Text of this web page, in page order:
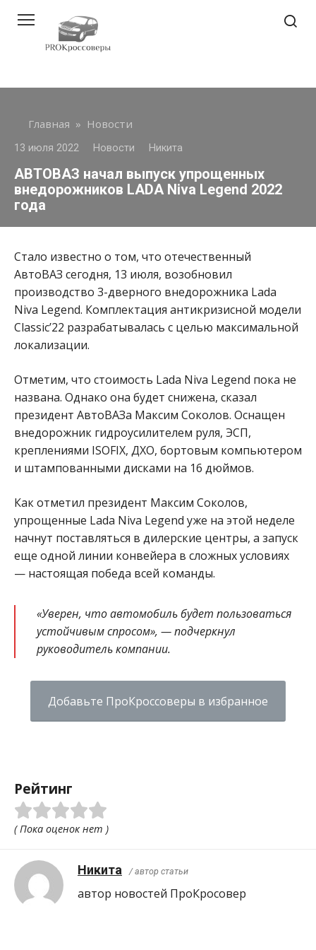
контенту
Главная » Новости
13 июля 2022 Новости Никита
АВТОВАЗ начал выпуск упрощенных
внедорожников LADA Niva Legend 2022
года
Стало известно о том, что отечественный
АвтоВАЗ сегодня, 13 июля, возобновил
производство 3-дверного внедорожника Lada
Niva Legend. Комплектация антикризисной модели
Classic’22 разрабатывалась с целью максимальной
локализации.
Отметим, что стоимость Lada Niva Legend пока не
названа. Однако она будет снижена, сказал
президент АвтоВАЗа Максим Соколов. Оснащен
внедорожник гидроусилителем руля, ЭСП,
креплениями ISOFIX, ДХО, бортовым компьютером
и штампованными дисками на 16 дюймов.
Как отметил президент Максим Соколов,
упрощенные Lada Niva Legend уже на этой неделе
начнут поставляться в дилерские центры, а запуск
еще одной линии конвейера в сложных условиях
— настоящая победа всей команды.
«Уверен, что автомобиль будет пользоваться
устойчивым спросом», — подчеркнул
руководитель компании.
Добавьте ПроКроссоверы в избранное
Рейтинг
( Пока оценок нет )
Никита / автор статьи
автор новостей ПроКросовер